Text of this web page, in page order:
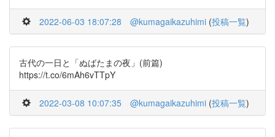
2022-06-03 18:07:28 @kumagaikazuhimi (投稿一覧)
古代の一日と「ぬばたまの夜」(前篇)
https://t.co/6mAh6vTTpY
2022-03-08 10:07:35 @kumagaikazuhimi (投稿一覧)